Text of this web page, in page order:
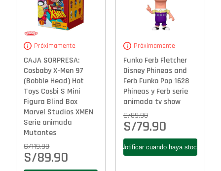
Próximamente
CAJA SORPRESA:
Cosbaby X-Men 97
(Bobble Head) Hot
Toys Cosbi S Mini
Figura Blind Box
Marvel Studios XMEN
Serie animada
Mutantes
S/119.90
S/89.90
Próximamente
Funko Ferb Fletcher
Disney Phineas and
Ferb Funko Pop 1628
Phineas y Ferb serie
animada tv show
S/89.90
S/79.90